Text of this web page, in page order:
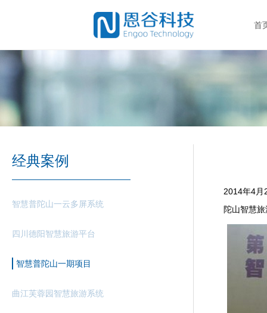
首
经典案例
智慧普陀山一云多屏系统
四川德阳智慧旅游平台
智慧普陀山一期项目
曲江芙蓉园智慧旅游系统
2014年4月
陀山智慧